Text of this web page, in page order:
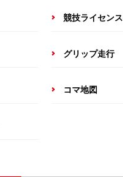
競技ライセンス
グリップ走行
コマ地図